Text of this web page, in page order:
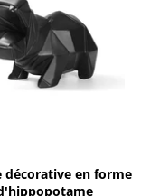
décorative en forme